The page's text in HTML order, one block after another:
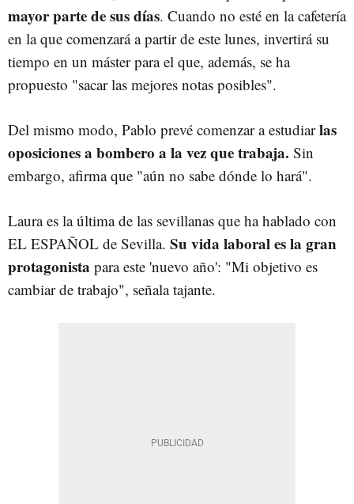
mayor parte de sus días. Cuando no esté en la cafetería
en la que comenzará a partir de este lunes, invertirá su
tiempo en un máster para el que, además, se ha
propuesto "sacar las mejores notas posibles".
Del mismo modo, Pablo prevé comenzar a estudiarlas
oposiciones a bombero a la vez que trabaja. Sin
embargo, afirma que "aún no sabe dónde lo hará".
Laura es la última de las sevillanas que ha hablado con
EL ESPAÑOL de Sevilla. Su vida laboral es la gran
protagonista para este 'nuevo año': "Mi objetivo es
cambiar de trabajo", señala tajante.